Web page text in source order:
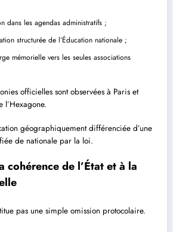
dans les agendas administratifs ;
structurée de l’Éducation nationale ;
mémorielle vers les seules associations
officielles sont observées à Paris et
l’Hexagone.
géographiquement différenciée d’une
de nationale par la loi.
cohérence de l’État et à la
pas une simple omission protocolaire.